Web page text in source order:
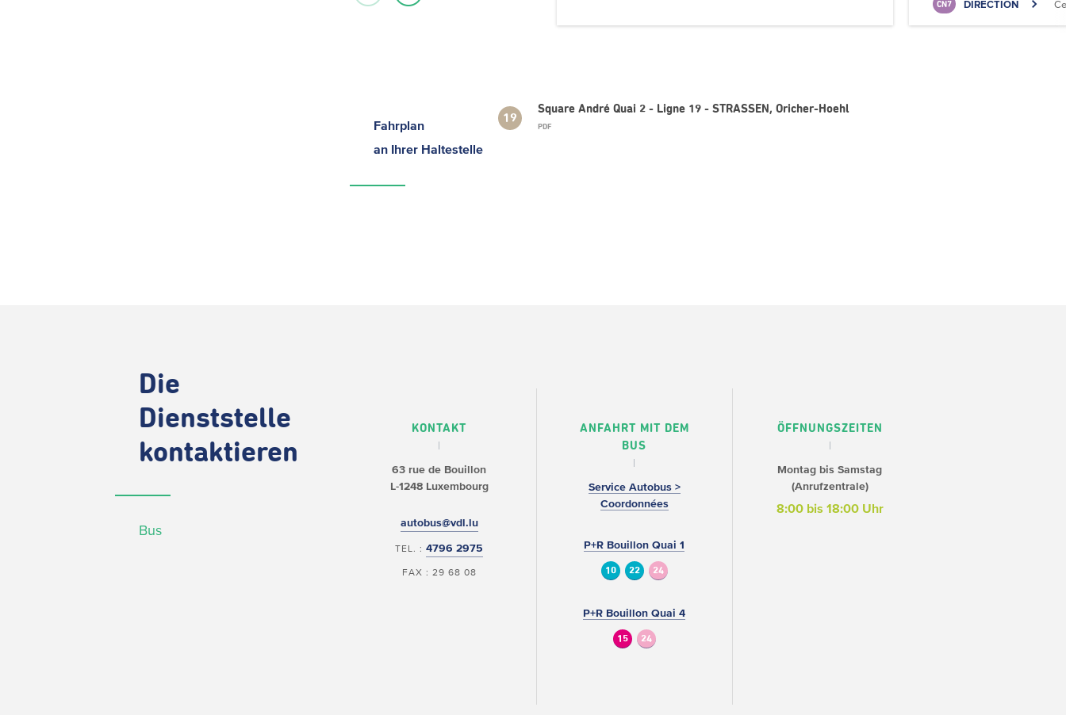
CN7 DIRECTION
Fahrplan
an Ihrer Haltestelle
19
Square André Quai 2 - Ligne 19 - STRASSEN, Oricher-Hoehl
PDF
Die
Dienststelle
kontaktieren
Bus
KONTAKT
63 rue de Bouillon
L-1248 Luxembourg
autobus@vdl.lu
TEL. :4796 2975
FAX : 29 68 08
ANFAHRT MIT DEM
BUS
Service Autobus >
Coordonnées
P+R Bouillon Quai 1
10 22 24
P+R Bouillon Quai 4
15 24
ÖFFNUNGSZEITEN
Montag bis Samstag
(Anrufzentrale)
8:00 bis 18:00 Uhr